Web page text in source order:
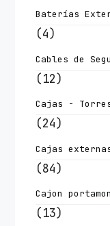
Baterías
(4)
Cables de
(12)
Cajas -
(24)
Cajas
(84)
Cajon
(13)